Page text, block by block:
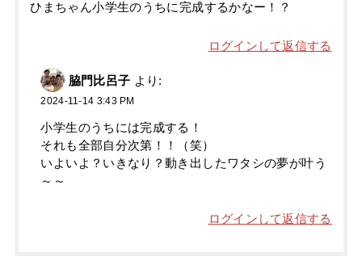
ひまちゃん小学生のうちに完成するかなー！？
ログインして返信する
脇門比呂子 より:
2024-11-14 3:43 PM
小学生のうちには完成する！
それも全部自分次第！！（笑）
いよいよ？いきなり？動き出したワタシの夢が叶う
～～
ログインして返信する